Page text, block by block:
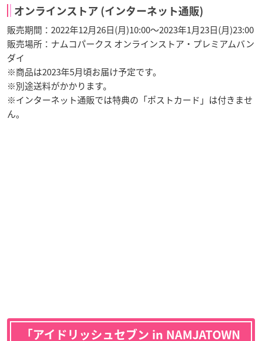
オンラインストア (インターネット通販)
販売期間：2022年12月26日(月)10:00～2023年1月23日(月)23:00
販売場所：ナムコパークス オンラインストア・プレミアムバン
ダイ
※商品は2023年5月頃お届け予定です。
※別途送料がかかります。
※インターネット通販では特典の「ポストカード」は付きませ
ん。
「アイドリッシュセブン in NAMJATOWN